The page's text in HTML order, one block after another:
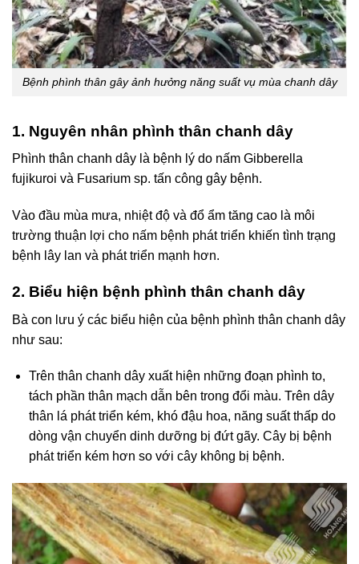
Bệnh phình thân gây ảnh hưởng năng suất vụ mùa chanh dây
1. Nguyên nhân phình thân chanh dây
Phình thân chanh dây là bệnh lý do nấm Gibberella
fujikuroi và Fusarium sp. tấn công gây bệnh.
Vào đầu mùa mưa, nhiệt độ và đổ ẩm tăng cao là môi
trường thuận lợi cho nấm bệnh phát triển khiến tình trạng
bệnh lây lan và phát triển mạnh hơn.
2. Biểu hiện bệnh phình thân chanh dây
Bà con lưu ý các biểu hiện của bệnh phình thân chanh dây
như sau:
Trên thân chanh dây xuất hiện những đoạn phình to,
tách phần thân mạch dẫn bên trong đổi màu. Trên dây
thân lá phát triển kém, khó đậu hoa, năng suất thấp do
dòng vận chuyển dinh dưỡng bị đứt gãy. Cây bị bệnh
phát triển kém hơn so với cây không bị bệnh.